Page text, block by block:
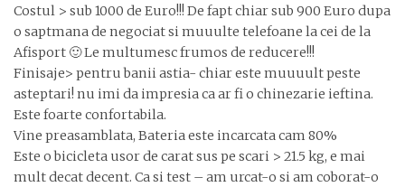
Costul > sub 1000 de Euro!!! De fapt chiar sub 900 Euro dupa
o saptmana de negociat si muuulte telefoane la cei de la
Afisport 🙂 Le multumesc frumos de reducere!!!
Finisaje> pentru banii astia- chiar este muuuult peste
asteptari! nu imi da impresia ca ar fi o chinezarie ieftina.
Este foarte confortabila.
Vine preasamblata, Bateria este incarcata cam 80%
Este o bicicleta usor de carat sus pe scari > 21.5 kg, e mai
mult decat decent. Ca si test – am urcat-o si am coborat-o